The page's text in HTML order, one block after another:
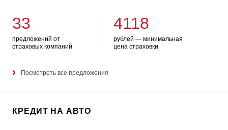
33
предложений от
страховых компаний
4118
рублей — минимальная
цена страховки
Посмотреть все предложения
КРЕДИТ НА АВТО